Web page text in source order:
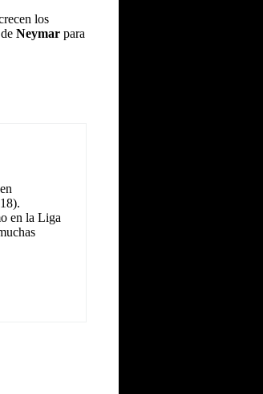
los
Neymar para
en la Liga